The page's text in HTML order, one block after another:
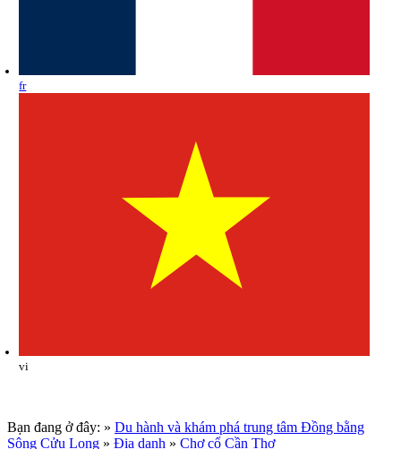
fr
vi
Bạn đang ở đây: » Du hành và khám phá trung tâm Đồng bằng
Sông Cửu Long » Địa danh » Chợ cổ Cần Thơ